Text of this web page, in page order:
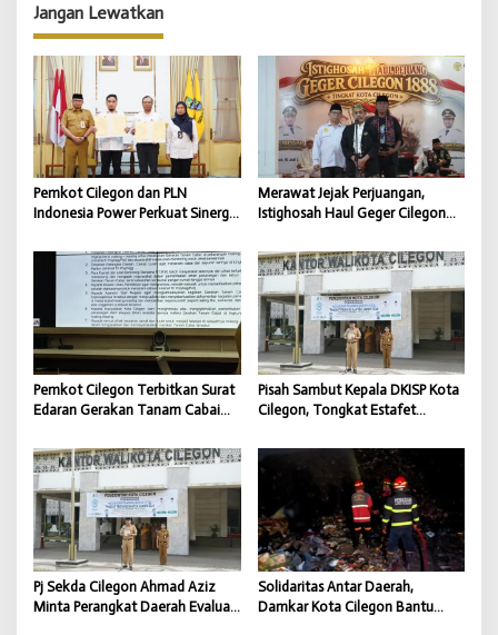
a
s
i
p
o
s
Jangan Lewatkan
Pemkot Cilegon dan PLN
Indonesia Power Perkuat Sinergi
Pembangunan Daerah
Merawat Jejak Perjuangan,
Istighosah Haul Geger Cilegon
Semangat Kebangsaan
Pemkot Cilegon Terbitkan Surat
Edaran Gerakan Tanam Cabai
Pisah Sambut Kepala DKISP Kota
Cilegon, Tongkat Estafet
Dukung Program Pemkot
Cilegon
Pj Sekda Cilegon Ahmad Aziz
Minta Perangkat Daerah Evaluasi
Solidaritas Antar Daerah,
Damkar Kota Cilegon Bantu